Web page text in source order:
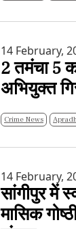
14 February,
2 तमंचा 5
अभियुक्त
Crime News
14 February,
सांगीपुर में
मासिक